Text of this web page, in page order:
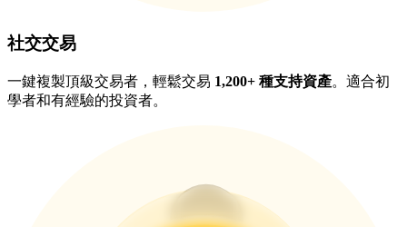
BitMart 用戶遷移專享
註冊&交易贏 500,000 USDT
抽獎衝榜 · 贏33,333 USDT
社交交易
一鍵複製頂級交易者，輕鬆交易 1,200+ 種支持資產。適合初
學者和有經驗的投資者。